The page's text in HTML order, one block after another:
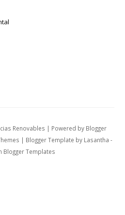
Renovables | Powered by Blogger
| Blogger Template by Lasantha -
Blogger Templates